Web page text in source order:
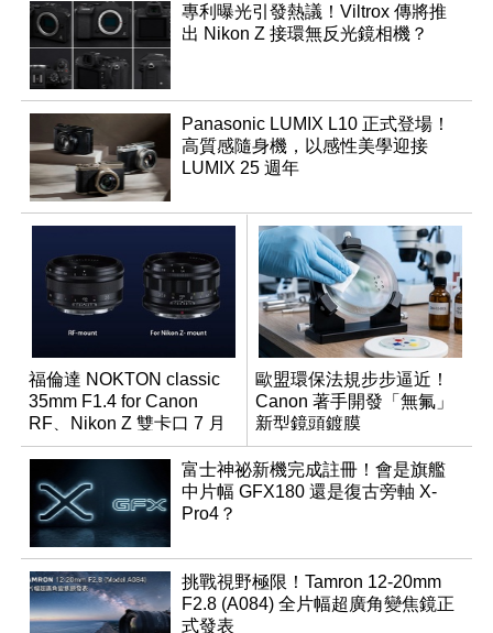
專利曝光引發熱議！Viltrox 傳將推
出 Nikon Z 接環無反光鏡相機？
Panasonic LUMIX L10 正式登場！
高質感隨身機，以感性美學迎接
LUMIX 25 週年
福倫達 NOKTON classic
35mm F1.4 for Canon
RF、Nikon Z 雙卡口 7 月
同步登台
歐盟環保法規步步逼近！
Canon 著手開發「無氟」
新型鏡頭鍍膜
富士神祕新機完成註冊！會是旗艦
中片幅 GFX180 還是復古旁軸 X-
Pro4？
挑戰視野極限！Tamron 12-20mm
F2.8 (A084) 全片幅超廣角變焦鏡正
式發表